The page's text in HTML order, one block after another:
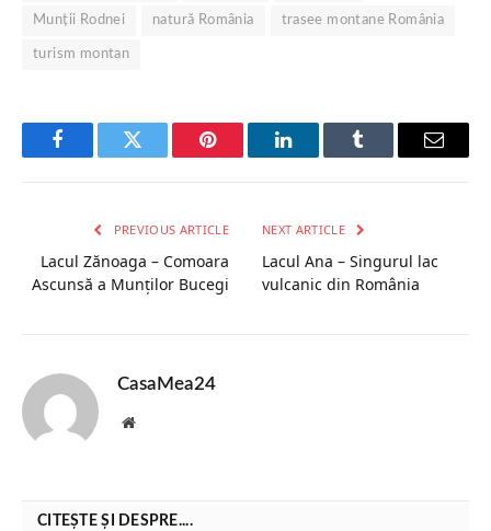
Munții Rodnei natură România trasee montane România
turism montan
FacebookTwitter Pinterest LinkedInTumblr Email
PREVIOUS ARTICLE
Lacul Zănoaga – Comoara
Ascunsă a Munților Bucegi
NEXT ARTICLE
Lacul Ana – Singurul lac
vulcanic din România
CasaMea24
Website
CITEȘTE ȘI DESPRE....